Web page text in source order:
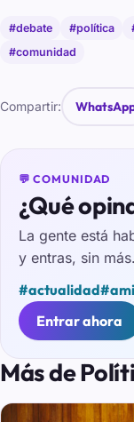
#debate #política
#comunidad
Compartir:
💬 COMUNIDAD
¿Qué
La gente está
y entras, sin más.
#actualidad
Entrar ahora
Más de